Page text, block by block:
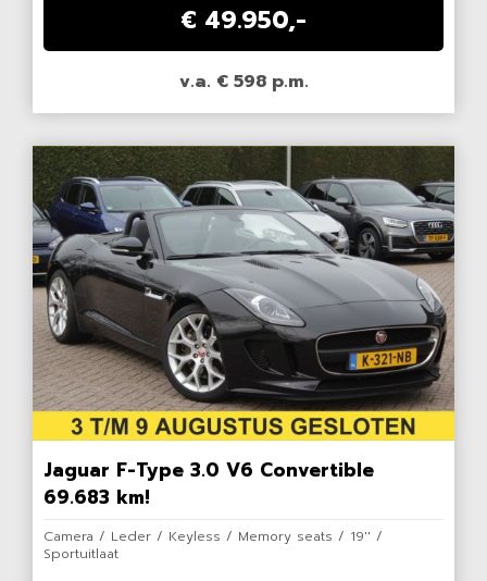
€ 49.950,-
v.a. € 598 p.m.
Jaguar F-Type 3.0 V6 Convertible
69.683 km!
Camera / Leder / Keyless / Memory seats / 19'' /
Sportuitlaat